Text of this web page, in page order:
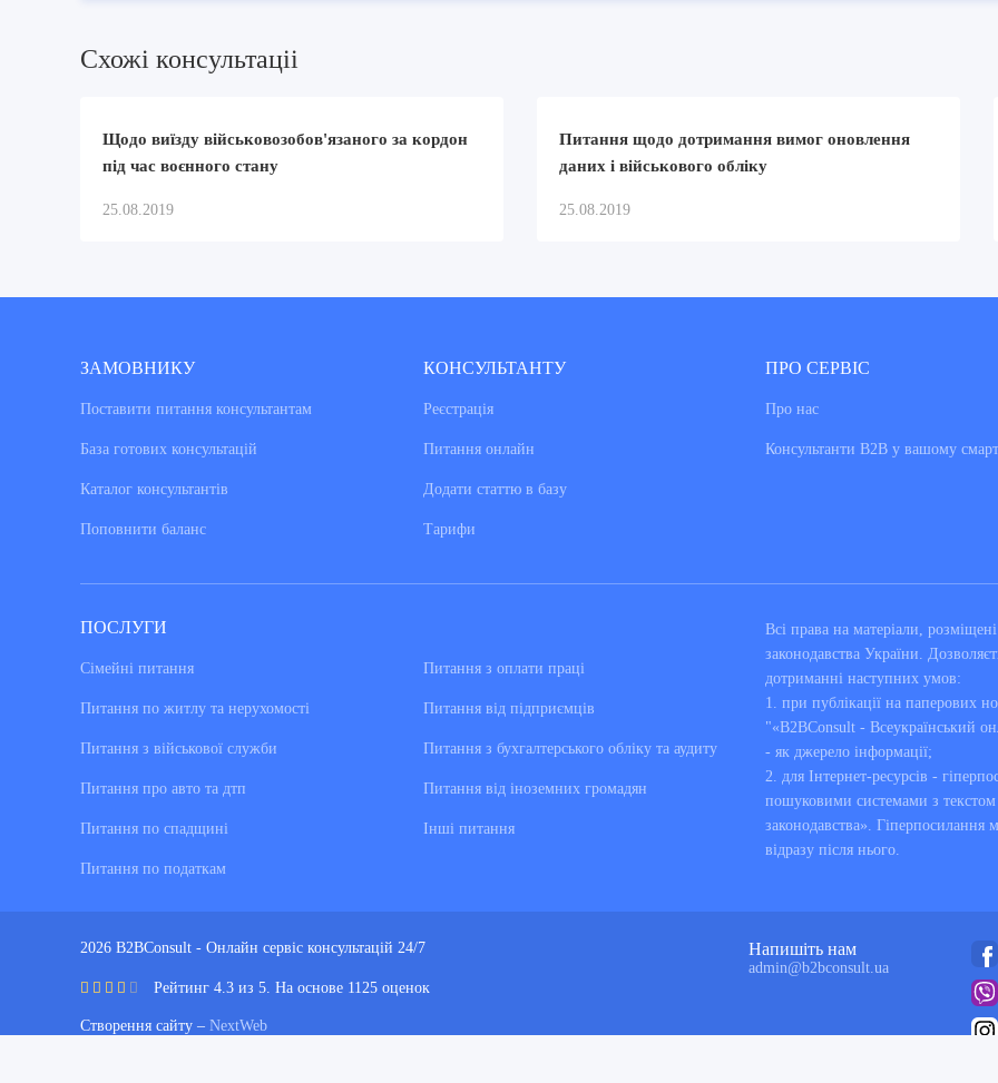
Схожi консультацii
Щодо виїзду військовозобов'язаного за кордон
під час воєнного стану
25.08.2019
Питання щодо дотримання вимог оновлення
даних і військового обліку
25.08.2019
ЗАМОВНИКУ
Поставити питання консультантам
База готових консультацiй
Каталог консультантiв
Поповнити баланс
КОНСУЛЬТАНТУ
Реєстрація
Питання онлайн
Додати статтю в базу
Тарифи
ПРО СЕРВІС
Про нас
Консультанти В2В у вашому
ПОСЛУГИ
Сімейні питання
Питання по житлу та нерухомості
Питання з військової служби
Питання про авто та дтп
Питання по спадщині
Питання по податкам
Питання з оплати праці
Питання від підприємців
Питання з бухгалтерського обліку та аудиту
Питання від іноземних громадян
Інші питання
Всі права на матеріали,
законодавства України.
дотриманні наступних умов:
1. при публікації на паперових
"«B2BConsult - Всеукраїнський
- як джерело інформації;
2. для Інтернет-ресурсів -
пошуковими системами з текстом
законодавства». Гіперпосилання
відразу після нього.
2026 B2BConsult - Онлайн сервіс консультацій 24/7
Рейтинг 4.3 из 5. На основе 1125 оценок
Створення сайту – NextWeb
Напишіть нам
admin@b2bconsult.ua